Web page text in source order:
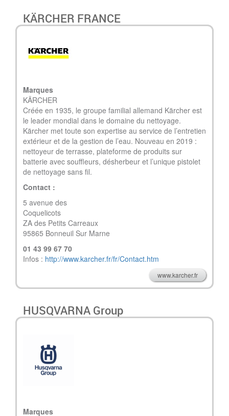
KÄRCHER FRANCE
Marques
KÄRCHER
Créée en 1935, le groupe familial allemand Kärcher est
le leader mondial dans le domaine du nettoyage.
Kärcher met toute son expertise au service de l’entretien
extérieur et de la gestion de l’eau. Nouveau en 2019 :
nettoyeur de terrasse, plateforme de produits sur
batterie avec souffleurs, désherbeur et l’unique pistolet
de nettoyage sans fil.
Contact :
5 avenue des
ZA des Petits Carreaux
95865 Bonneuil Sur Marne
01 43 99 67 70
Infos : http://www.karcher.fr/fr/Contact.htm
www.karcher.fr
HUSQVARNA Group
Marques